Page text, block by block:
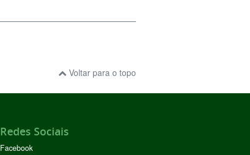
Voltar para o topo
Redes Sociais
Facebook